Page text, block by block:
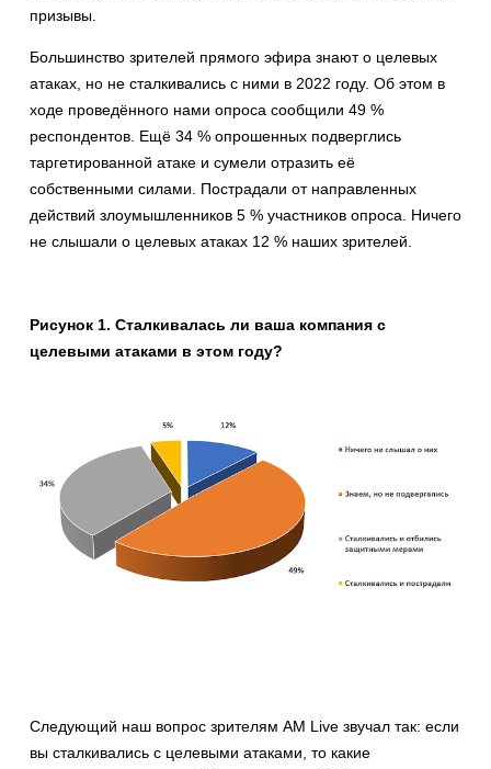
призывы.
Большинство зрителей прямого эфира знают о целевых
атаках, но не сталкивались с ними в 2022 году. Об этом в
ходе проведённого нами опроса сообщили 49 %
респондентов. Ещё 34 % опрошенных подверглись
таргетированной атаке и сумели отразить её
собственными силами. Пострадали от направленных
действий злоумышленников 5 % участников опроса. Ничего
не слышали о целевых атаках 12 % наших зрителей.
Рисунок 1. Сталкивалась ли ваша компания с
целевыми атаками в этом году?
Следующий наш вопрос зрителям AM Live звучал так: если
вы сталкивались с целевыми атаками, то какие